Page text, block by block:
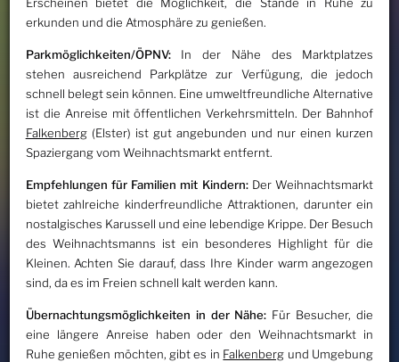
erkunden und die Atmosphäre zu genießen.
Parkmöglichkeiten/ÖPNV:In der Nähe des Marktplatzes
stehen ausreichend Parkplätze zur Verfügung, die jedoch
schnell belegt sein können. Eine umweltfreundliche Alternative
ist die Anreise mit öffentlichen Verkehrsmitteln. Der Bahnhof
Falkenberg(Elster) ist gut angebunden und nur einen kurzen
Spaziergang vom Weihnachtsmarkt entfernt.
Empfehlungen für Familien mit Kindern:Der Weihnachtsmarkt
bietet zahlreiche kinderfreundliche Attraktionen, darunter ein
nostalgisches Karussell und eine lebendige Krippe. Der Besuch
des Weihnachtsmanns ist ein besonderes Highlight für die
Kleinen. Achten Sie darauf, dass Ihre Kinder warm angezogen
sind, da es im Freien schnell kalt werden kann.
Übernachtungsmöglichkeiten in der Nähe: Für Besucher, die
eine längere Anreise haben oder den Weihnachtsmarkt in
Ruhe genießen möchten, gibt es in Falkenberg und Umgebung